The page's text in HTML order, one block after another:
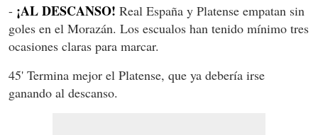
- ¡AL DESCANSO! Real España y Platense empatan sin
goles en el Morazán. Los escualos han tenido mínimo tres
ocasiones claras para marcar.
45' Termina mejor el Platense, que ya debería irse
ganando al descanso.